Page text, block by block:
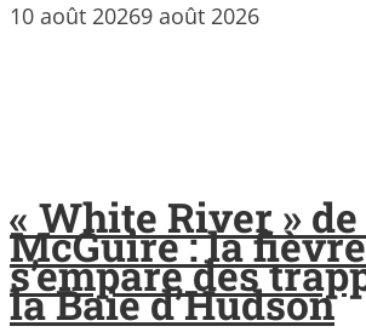
10 août 20269 août 2026
« White River »
McGuire : la fièvre
s’empare des
la Baie d’Hudson